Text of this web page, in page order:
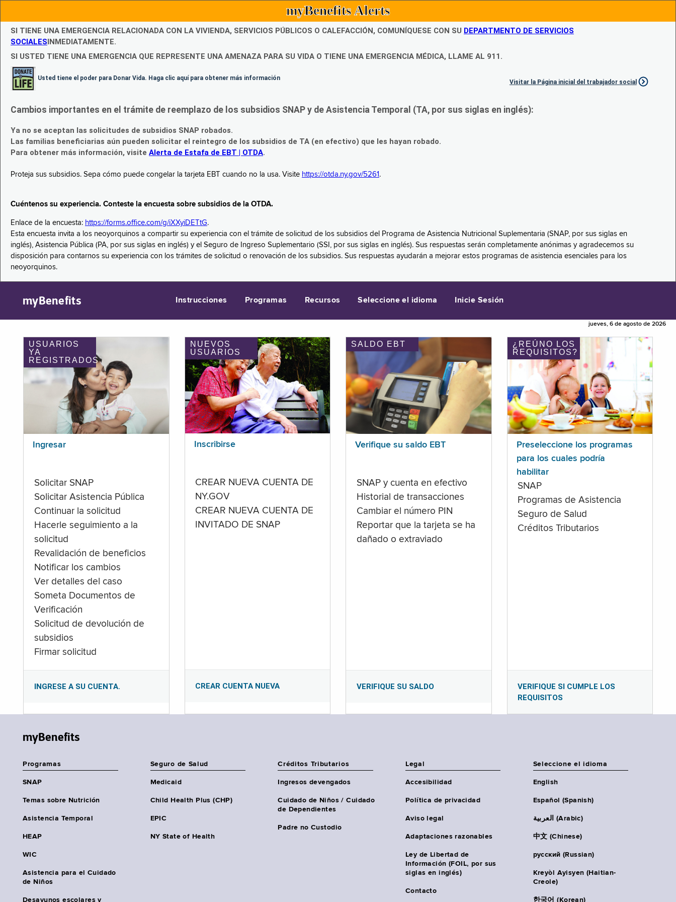
myBenefits Alerts
SI TIENE UNA EMERGENCIA RELACIONADA CON LA VIVIENDA, SERVICIOS PÚBLICOS O CALEFACCIÓN, COMUNÍQUESE CON SU DEPARTMENTO DE SERVICIOS
SOCIALESINMEDIATAMENTE.
SI USTED TIENE UNA EMERGENCIA QUE REPRESENTE UNA AMENAZA PARA SU VIDA O TIENE UNA EMERGENCIA MÉDICA, LLAME AL 911.
Usted tiene el poder para Donar Vida. Haga clic aquí para obtener más información
Visitar la Página inicial del trabajador social
Cambios importantes en el trámite de reemplazo de los subsidios SNAP y de Asistencia Temporal (TA, por sus siglas en inglés):
Ya no se aceptan las solicitudes de subsidios SNAP robados.
Las familias beneficiarias aún pueden solicitar el reintegro de los subsidios de TA (en efectivo) que les hayan robado.
Para obtener más información, visite Alerta de Estafa de EBT | OTDA.
Proteja sus subsidios. Sepa cómo puede congelar la tarjeta EBT cuando no la usa. Visite https://otda.ny.gov/5261 .
Cuéntenos su experiencia. Conteste la encuesta sobre subsidios de la OTDA.
Enlace de la encuesta: https://forms.office.com/g/iXXyiDETtG.
Esta encuesta invita a los neoyorquinos a compartir su experiencia con el trámite de solicitud de los subsidios del Programa de Asistencia Nutricional Suplementaria (SNAP, por sus siglas en
inglés), Asistencia Pública (PA, por sus siglas en inglés) y el Seguro de Ingreso Suplementario (SSI, por sus siglas en inglés). Sus respuestas serán completamente anónimas y agradecemos su
disposición para contarnos su experiencia con los trámites de solicitud o renovación de los subsidios. Sus respuestas ayudarán a mejorar estos programas de asistencia esenciales para los
neoyorquinos.
myBenefits Instrucciones Programas Recursos Seleccione el idioma Inicie Sesión
jueves, 6 de agosto de 2026
USUARIOS
YA
REGISTRADOS
Ingresar
Solicitar SNAP
Solicitar Asistencia Pública
Continuar la solicitud
Hacerle seguimiento a la
solicitud
Revalidación de beneficios
Notificar los cambios
Ver detalles del caso
Someta Documentos de
Verificación
Solicitud de devolución de
subsidios
Firmar solicitud
INGRESE A SU CUENTA.
NUEVOS
USUARIOS
Inscribirse
CREAR NUEVA CUENTA DE
NY.GOV
CREAR NUEVA CUENTA DE
INVITADO DE SNAP
CREAR CUENTA NUEVA
SALDO EBT
Verifique su saldo EBT
SNAP y cuenta en efectivo
Historial de transacciones
Cambiar el número PIN
Reportar que la tarjeta se ha
dañado o extraviado
VERIFIQUE SU SALDO
¿REÚNO LOS
REQUISITOS?
Preseleccione los programas
para los cuales podría
habilitar
SNAP
Programas de Asistencia
Seguro de Salud
Créditos Tributarios
VERIFIQUE SI CUMPLE LOS
REQUISITOS
myBenefits
Programas
SNAP
Temas sobre Nutrición
Asistencia Temporal
HEAP
WIC
Asistencia para el Cuidado
de Niños
Desayunos escolares y
Seguro de Salud
Medicaid
Child Health Plus (CHP)
EPIC
NY State of Health
Créditos Tributarios
Ingresos devengados
Cuidado de Niños / Cuidado
de Dependientes
Padre no Custodio
Legal
Accesibilidad
Política de privacidad
Aviso legal
Adaptaciones razonables
Ley de Libertad de
Información (FOIL, por sus
siglas en inglés)
Contacto
Seleccione el idioma
English
Español (Spanish)
العربية (Arabic)
中文 (Chinese)
русский (Russian)
Kreyòl Ayisyen (Haitian-
Creole)
한국어 (Korean)